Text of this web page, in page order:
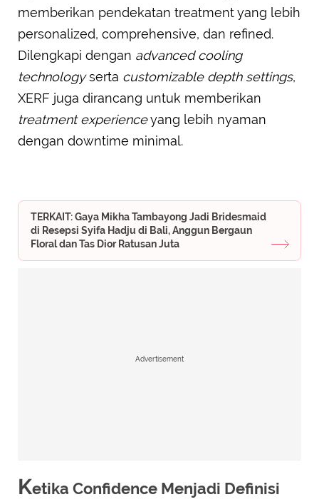
memberikan pendekatan treatment yang lebih
personalized, comprehensive, dan refined.
Dilengkapi dengan advanced cooling
technologyserta customizable depth settings,
XERF juga dirancang untuk memberikan
treatment experienceyang lebih nyaman
dengan downtime minimal.
TERKAIT: Gaya Mikha Tambayong Jadi Bridesmaid
di Resepsi Syifa Hadju di Bali, Anggun Bergaun
Floral dan Tas Dior Ratusan Juta
Advertisement
Ketika Confidence Menjadi Definisi